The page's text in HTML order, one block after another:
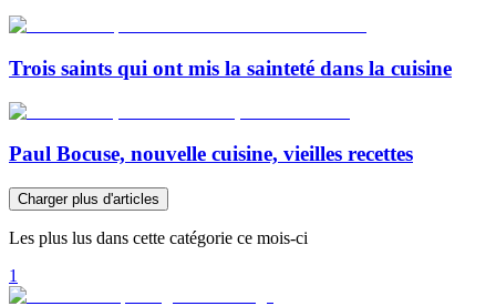
Trois saints qui ont mis la sainteté dans la cuisine
Paul Bocuse, nouvelle cuisine, vieilles recettes
Charger plus d'articles
Les plus lus dans cette catégorie ce mois-ci
1